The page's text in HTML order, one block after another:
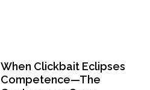
When Clickbait Eclipses
Competence—The